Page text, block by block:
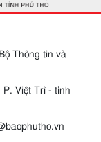
Thông tin và
Việt Trì - tỉnh